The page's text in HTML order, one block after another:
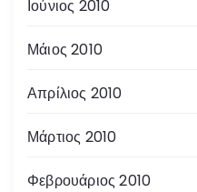
Ιούνιος 2010
Μάιος 2010
Απρίλιος 2010
Μάρτιος 2010
Φεβρουάριος 2010